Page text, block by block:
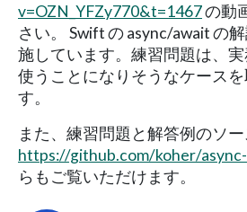
v=OZN_YFZy770&t=1467の動
さい。 Swift の async/await の
施しています。練習問題は、実
使うことになりそうなケース
す。
また、練習問題と解答例のソ
https://github.com/koher/
らもご覧いただけます。